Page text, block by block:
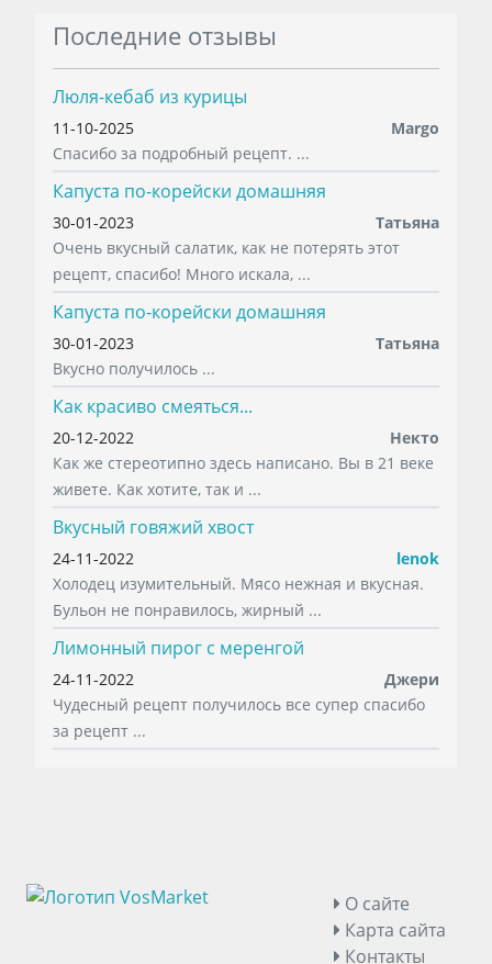
Последние отзывы
Люля-кебаб из курицы
11-10-2025
Margo
Спасибо за подробный рецепт. ...
Капуста по-корейски домашняя
30-01-2023
Татьяна
Очень вкусный салатик, как не потерять этот
рецепт, спасибо! Много искала, ...
Капуста по-корейски домашняя
30-01-2023
Татьяна
Вкусно получилось ...
Как красиво смеяться...
20-12-2022
Некто
Как же стереотипно здесь написано. Вы в 21 веке
живете. Как хотите, так и ...
Вкусный говяжий хвост
24-11-2022
lenok
Холодец изумительный. Мясо нежная и вкусная.
Бульон не понравилось, жирный ...
Лимонный пирог с меренгой
24-11-2022
Джери
Чудесный рецепт получилось все супер спасибо
за рецепт ...
О сайте
Карта сайта
Контакты